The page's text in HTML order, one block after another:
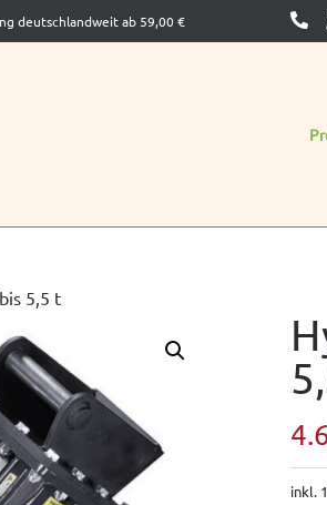
deutschlandweit ab 59,00 €
5,5 t
inkl.